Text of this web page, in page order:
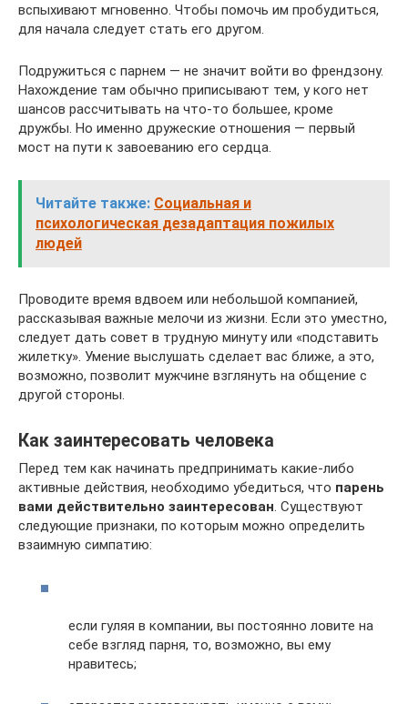
вспыхивают мгновенно. Чтобы помочь им пробудиться,
для начала следует стать его другом.
Подружиться с парнем — не значит войти во френдзону.
Нахождение там обычно приписывают тем, у кого нет
шансов рассчитывать на что-то большее, кроме
дружбы. Но именно дружеские отношения — первый
мост на пути к завоеванию его сердца.
Читайте также: Социальная и
психологическая дезадаптация пожилых
людей
Проводите время вдвоем или небольшой компанией,
рассказывая важные мелочи из жизни. Если это уместно,
следует дать совет в трудную минуту или «подставить
жилетку». Умение выслушать сделает вас ближе, а это,
возможно, позволит мужчине взглянуть на общение с
другой стороны.
Как заинтересовать человека
Перед тем как начинать предпринимать какие-либо
активные действия, необходимо убедиться, что парень
вами действительно заинтересован. Существуют
следующие признаки, по которым можно определить
взаимную симпатию:
если гуляя в компании, вы постоянно ловите на
себе взгляд парня, то, возможно, вы ему
нравитесь;